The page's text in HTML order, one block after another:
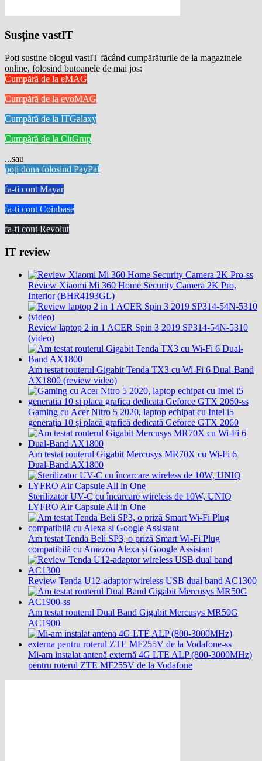
Susține vastIT
Poți susține blogul vastIT făcând cumpărăturile de la magazinele
online, folosind butoanele de mai jos:
Cumpără de la eMAG
Cumpără de la evoMAG
Cumpără de la ITGalaxy
Cumpără de la CitGrup
...sau
poți dona folosind PayPal
fa-ti cont Mayar
fa-ti cont Coinbase
fa-ti cont Revolut
IT review
Review Xiaomi Mi 360 Home Security Camera 2K Pro,
Interior (BHR4193GL)
Review laptop 2 in 1 ACER Spin 3 2019 SP314-54N-5310
(video)
Am testat routerul Gigabit Tenda TX3 cu Wi-Fi 6 Dual-Band
AX1800 (review video)
Gaming cu Acer Nitro 5 2020, laptop echipat cu Intel i5
generația 10 și placă grafică dedicată Geforce GTX 2060
Am testat routerul Gigabit Mercusys MR70X cu Wi-Fi 6
Dual-Band AX1800
Sterilizator UV-C cu încarcare wireless de 10W, UNIQ
LYFRO Air Capsule All in One
Am testat Tenda Beli SP3, o priză Smart Wi-Fi Plug
compatibilă cu Amazon Alexa și Google Assistant
Review Tenda U12-adaptor wireless USB dual band AC1300
Am testat routerul Dual Band Gigabit Mercusys MR50G
AC1900
Mi-am instalat antenă externă 4G LTE ALP (800-3000MHz)
pentru roterul ZTE MF255V de la Vodafone